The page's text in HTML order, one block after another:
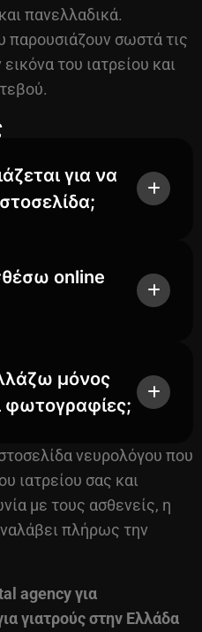
πανελλαδικά.
παρουσιάζουν σωστά τις
του ιατρείου και
για να
online
μόνος
φωτογραφίες;
νευρολόγου που
ιατρείου σας και
με τους ασθενείς, η
πλήρως την
agency για
γιατρούςστην Ελλάδα